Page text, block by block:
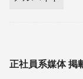
正社員系媒体 掲